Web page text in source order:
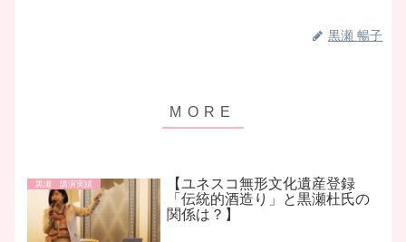
黒瀬 暢子
黒瀬 講演実績
【ユネスコ無形文化遺産登録
「伝統的酒造り」と黒瀬杜氏の
関係は？】